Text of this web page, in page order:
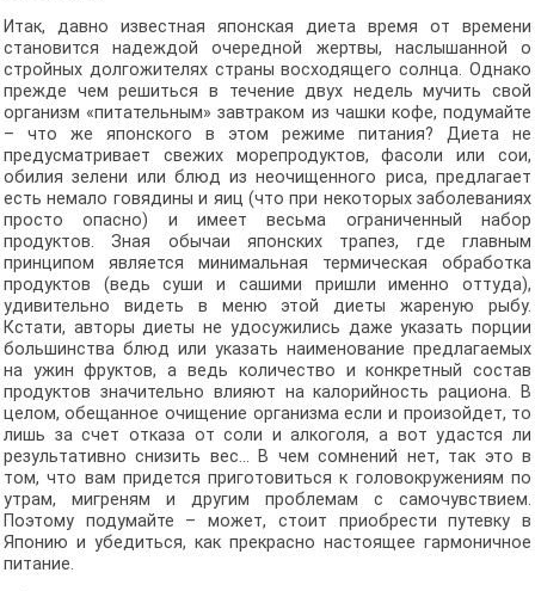
Итак, давно известная японская диета время от времени
становится надеждой очередной жертвы, наслышанной о
стройных долгожителях страны восходящего солнца. Однако
прежде чем решиться в течение двух недель мучить свой
организм «питательным» завтраком из чашки кофе, подумайте
– что же японского в этом режиме питания? Диета не
предусматривает свежих морепродуктов, фасоли или сои,
обилия зелени или блюд из неочищенного риса, предлагает
есть немало говядины и яиц (что при некоторых заболеваниях
просто опасно) и имеет весьма ограниченный набор
продуктов. Зная обычаи японских трапез, где главным
принципом является минимальная термическая обработка
продуктов (ведь суши и сашими пришли именно оттуда),
удивительно видеть в меню этой диеты жареную рыбу.
Кстати, авторы диеты не удосужились даже указать порции
большинства блюд или указать наименование предлагаемых
на ужин фруктов, а ведь количество и конкретный состав
продуктов значительно влияют на калорийность рациона. В
целом, обещанное очищение организма если и произойдет, то
лишь за счет отказа от соли и алкоголя, а вот удастся ли
результативно снизить вес… В чем сомнений нет, так это в
том, что вам придется приготовиться к головокружениям по
утрам, мигреням и другим проблемам с самочувствием.
Поэтому подумайте – может, стоит приобрести путевку в
Японию и убедиться, как прекрасно настоящее гармоничное
питание.